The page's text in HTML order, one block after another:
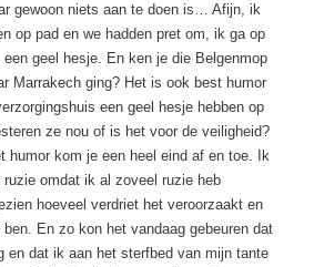
gewoon niets aan te doen is… Afijn, ik
op pad en we hadden pret om, ik ga op
geel hesje. En ken je die Belgenmop
Marrakech ging? Het is ook best humor
een geel hesje hebben op
ze nou of is het voor de veiligheid?
humor kom je een heel eind af en toe. Ik
ruzie omdat ik al zoveel ruzie heb
hoeveel verdriet het veroorzaakt en
En zo kon het vandaag gebeuren dat
en dat ik aan het sterfbed van mijn tante